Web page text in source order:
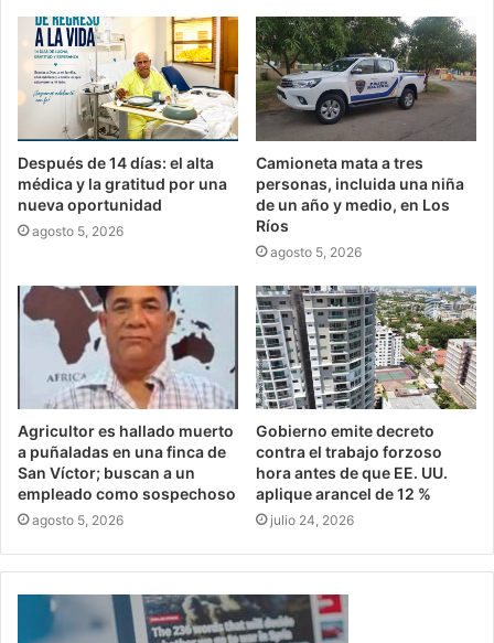
Después de 14 días: el alta
médica y la gratitud por una
nueva oportunidad
agosto 5, 2026
Camioneta mata a tres
personas, incluida una niña
de un año y medio, en Los
Ríos
agosto 5, 2026
Agricultor es hallado muerto
a puñaladas en una finca de
San Víctor; buscan a un
empleado como sospechoso
agosto 5, 2026
Gobierno emite decreto
contra el trabajo forzoso
hora antes de que EE. UU.
aplique arancel de 12 %
julio 24, 2026